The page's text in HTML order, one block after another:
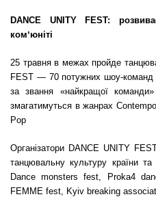
DANCE UNITY FEST:
комʼюніті
25 травня в межах пройде
FEST — 70 потужних шоу-команд
за звання «найкращої
змагатимуться в жанрах
Pop
Організатори DANCE UNITY
танцювальну культуру країни
Dance monsters fest, Proka4
FEMME fest, Kyiv breaking